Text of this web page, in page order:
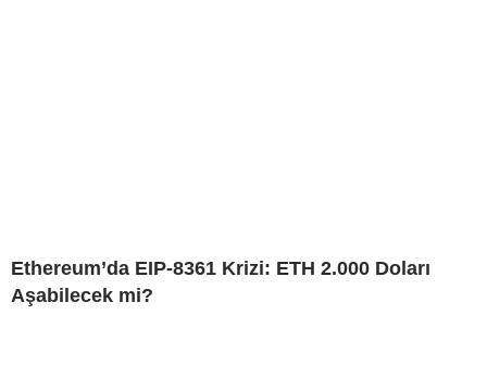
Ethereum’da EIP-8361 Krizi: ETH 2.000 Doları
Aşabilecek mi?